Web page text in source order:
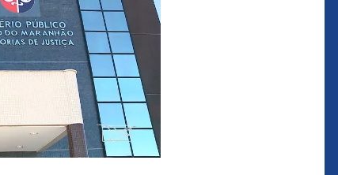
eu estou
março
o cargo de
Superior
juízes e servidores"